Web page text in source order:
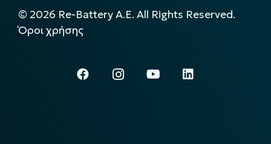
© 2026 Re-Battery A.E. All Rights Reserved.
Όροι χρήσης